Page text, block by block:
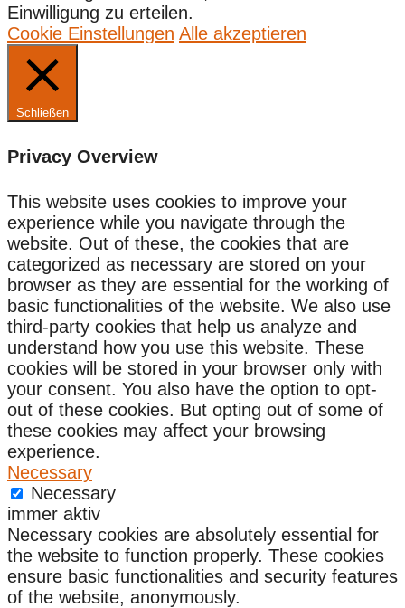
Einwilligung zu erteilen.
Cookie Einstellungen Alle akzeptieren
Schließen
Privacy Overview
This website uses cookies to improve your
experience while you navigate through the
website. Out of these, the cookies that are
categorized as necessary are stored on your
browser as they are essential for the working of
basic functionalities of the website. We also use
third-party cookies that help us analyze and
understand how you use this website. These
cookies will be stored in your browser only with
your consent. You also have the option to opt-
out of these cookies. But opting out of some of
these cookies may affect your browsing
experience.
Necessary
Necessary
immer aktiv
Necessary cookies are absolutely essential for
the website to function properly. These cookies
ensure basic functionalities and security features
of the website, anonymously.